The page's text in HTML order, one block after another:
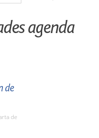
agenda
de
de